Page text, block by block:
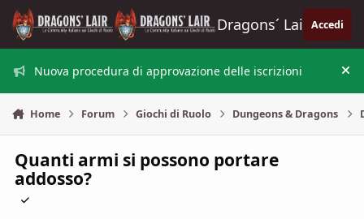
Vai al contenuto
Dragons´ Lair Accedi
Nuova procedura di approvazione delle iscrizioni
Home Forum Giochi di Ruolo Dungeons & Dragons
Quanti armi si possono portare
addosso?